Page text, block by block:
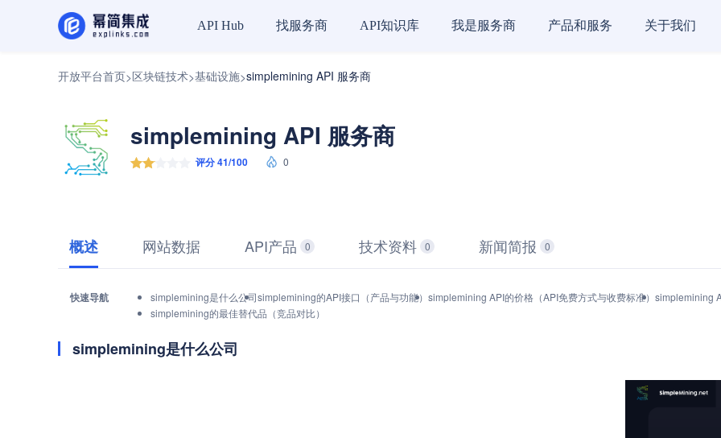
API Hub 找服务商 API知识库 我是服务商 产品和服务 关于我们
开放平台首页>区块链技术>基础设施>simplemining API 服务商
simplemining API 服务商
评分 41/100 0
概述 网站数据 API产品 0 技术资料 0 新闻简报 0
快速导航 simplemining是什么公司simplemining的API接口（产品与功能） simplemining API的价格（API免费方式与收费标准） simplemining
simplemining的最佳替代品（竞品对比）
simplemining是什么公司